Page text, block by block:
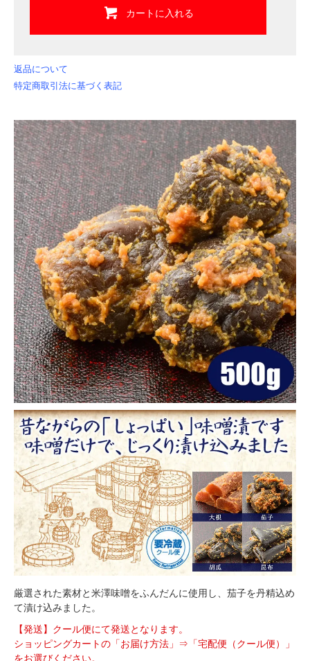
カートに入れる
返品について
特定商取引法に基づく表記
厳選された素材と米澤味噌をふんだんに使用し、茄子を丹精込め
て漬け込みました。
【発送】クール便にて発送となります。
ショッピングカートの「お届け方法」⇒「宅配便（クール便）」
をお選びください。